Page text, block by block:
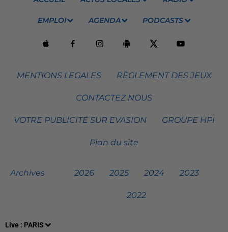
Live : PARIS
EMPLOI AGENDA PODCASTS
MENTIONS LEGALES RÈGLEMENT DES JEUX
CONTACTEZ NOUS
VOTRE PUBLICITÉ SUR EVASION GROUPE HPI
Plan du site
Archives 2026 2025 2024 2023
2022